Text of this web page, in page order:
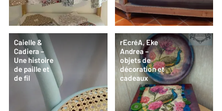
Caielle &
Cadiera –
Une histoire
de paille et
de fil
rEcréA, Eke
Andrea –
objets de
décoration et
cadeaux